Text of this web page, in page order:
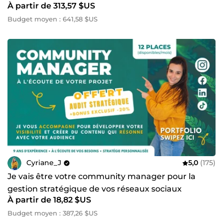
À partir de 313,57 $US
Budget moyen : 641,58 $US
Cyriane_J 5,0 (175)
Je vais être votre community manager pour la
gestion stratégique de vos réseaux sociaux
À partir de 18,82 $US
Budget moyen : 387,26 $US